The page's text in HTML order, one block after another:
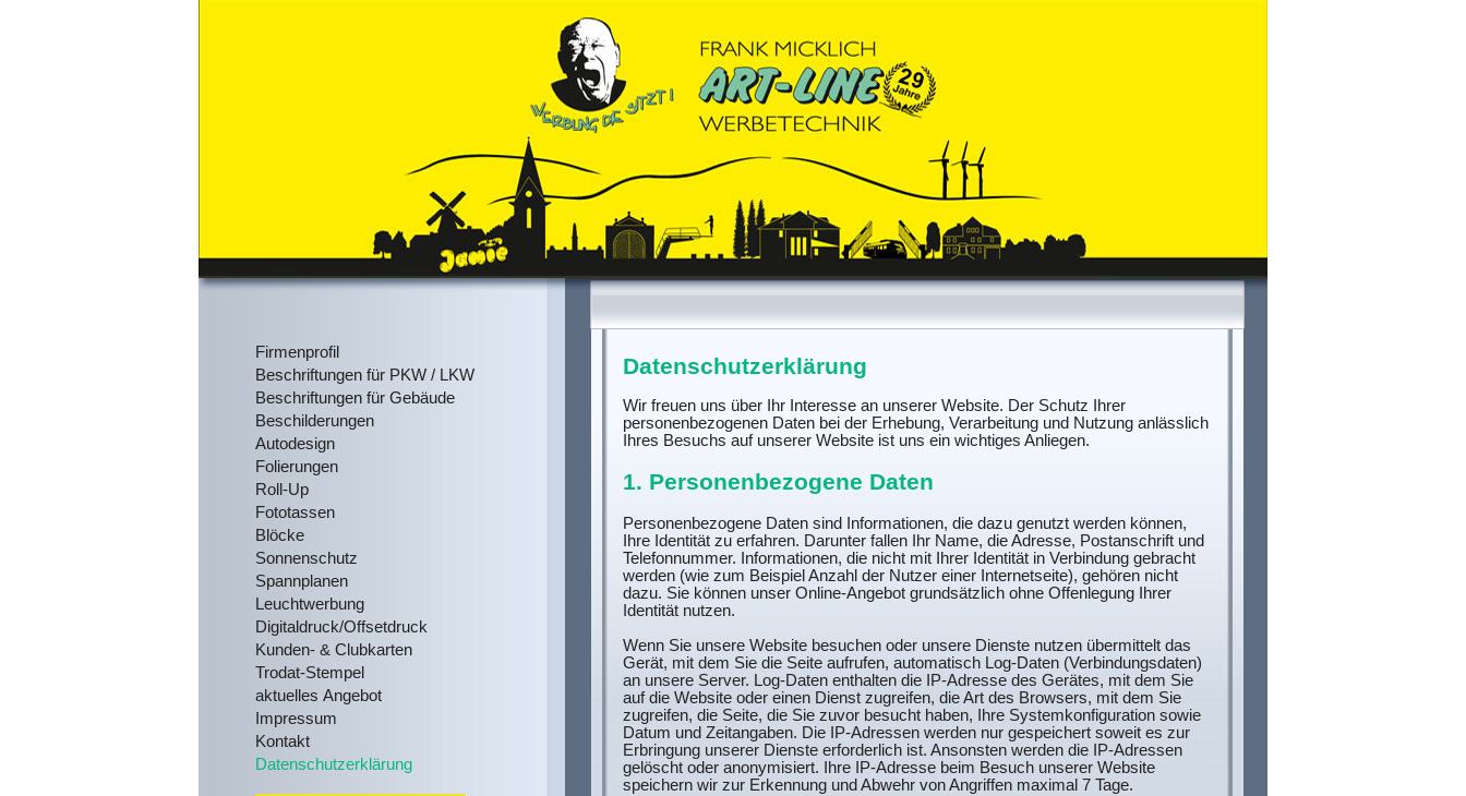
Firmenprofil
Beschriftungen für PKW / LKW
Beschriftungen für Gebäude
Beschilderungen
Autodesign
Folierungen
Roll-Up
Fototassen
Blöcke
Sonnenschutz
Spannplanen
Leuchtwerbung
Digitaldruck/Offsetdruck
Kunden- & Clubkarten
Trodat-Stempel
aktuelles Angebot
Impressum
Kontakt
Datenschutzerklärung
Datenschutzerklärung
Wir freuen uns über Ihr Interesse an unserer Website. Der Schutz Ihrer
personenbezogenen Daten bei der Erhebung, Verarbeitung und Nutzung anlässlich
Ihres Besuchs auf unserer Website ist uns ein wichtiges Anliegen.
1. Personenbezogene Daten
Personenbezogene Daten sind Informationen, die dazu genutzt werden können,
Ihre Identität zu erfahren. Darunter fallen Ihr Name, die Adresse, Postanschrift und
Telefonnummer. Informationen, die nicht mit Ihrer Identität in Verbindung gebracht
werden (wie zum Beispiel Anzahl der Nutzer einer Internetseite), gehören nicht
dazu. Sie können unser Online-Angebot grundsätzlich ohne Offenlegung Ihrer
Identität nutzen.
Wenn Sie unsere Website besuchen oder unsere Dienste nutzen übermittelt das
Gerät, mit dem Sie die Seite aufrufen, automatisch Log-Daten (Verbindungsdaten)
an unsere Server. Log-Daten enthalten die IP-Adresse des Gerätes, mit dem Sie
auf die Website oder einen Dienst zugreifen, die Art des Browsers, mit dem Sie
zugreifen, die Seite, die Sie zuvor besucht haben, Ihre Systemkonfiguration sowie
Datum und Zeitangaben. Die IP-Adressen werden nur gespeichert soweit es zur
Erbringung unserer Dienste erforderlich ist. Ansonsten werden die IP-Adressen
gelöscht oder anonymisiert. Ihre IP-Adresse beim Besuch unserer Website
speichern wir zur Erkennung und Abwehr von Angriffen maximal 7 Tage.